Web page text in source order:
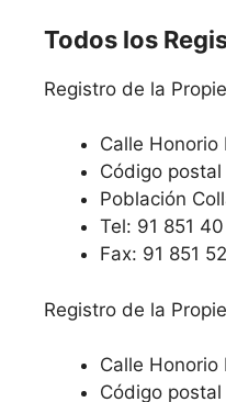
Todos los
Registro de la
Calle Honorio
Código
Población
Tel: 91 851
Fax: 91 851
Registro de la
Calle Honorio
Código